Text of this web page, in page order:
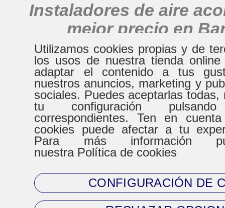
Instaladores de aire
mejor precio en
HORARIO
De Lunes a Virenes
8:30h a 20:30h
9:00h
CONTACTO
Utilizamos cookies propias y de
los usos de nuestra tienda
adaptar el contenido a tus
nuestros anuncios, marketing y
sociales. Puedes aceptarlas todas,
tu configuración
correspondientes. Ten en
cookies puede afectar a tu
Para más información
nuestra Política de cookies
CONFIGURACIÓN DE